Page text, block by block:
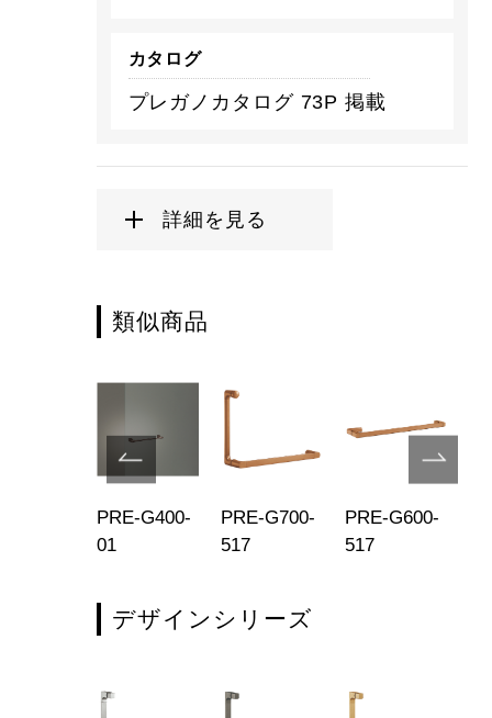
カタログ
プレガノカタログ 73P 掲載
詳細を見る
類似商品
PRE-G400-
01
PRE-G700-
517
PRE-G600-
517
デザインシリーズ